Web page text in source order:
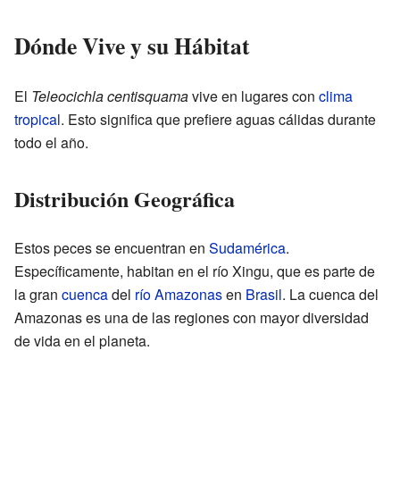
Dónde Vive y su Hábitat
El Teleocichla centisquamavive en lugares con clima
tropical. Esto significa que prefiere aguas cálidas durante
todo el año.
Distribución Geográfica
Estos peces se encuentran en Sudamérica.
Específicamente, habitan en el río Xingu, que es parte de
la gran cuencadel río Amazonasen Brasil. La cuenca del
Amazonas es una de las regiones con mayor diversidad
de vida en el planeta.